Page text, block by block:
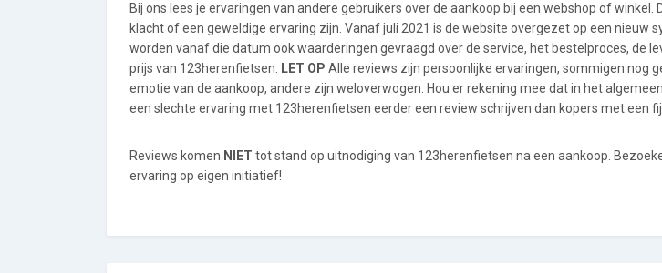
Bij ons lees je ervaringen van andere gebruikers over de aankoop bij een webshop of winkel.
klacht of een geweldige ervaring zijn. Vanaf juli 2021 is de website overgezet op een nieuw
worden vanaf die datum ook waarderingen gevraagd over de service, het bestelproces, de
prijs van 123herenfietsen.
LET OP Alle reviews zijn persoonlijke ervaringen, sommigen nog
emotie van de aankoop, andere zijn weloverwogen. Hou er rekening mee dat in het
een slechte ervaring met 123herenfietsen eerder een review schrijven dan kopers met een
Reviews komen NIET tot stand op uitnodiging van 123herenfietsen na een aankoop.
ervaring op eigen initiatief!